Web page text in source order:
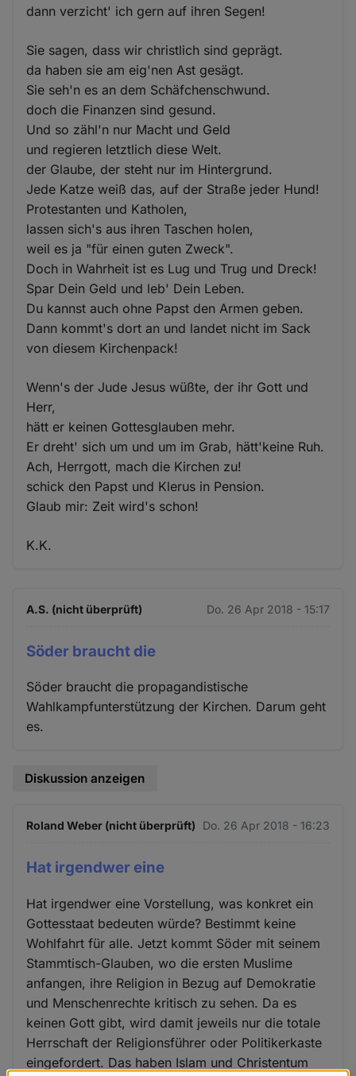
dann verzicht' ich gern auf ihren Segen!
Sie sagen, dass wir christlich sind geprägt.
da haben sie am eig'nen Ast gesägt.
Sie seh'n es an dem Schäfchenschwund.
doch die Finanzen sind gesund.
Und so zähl'n nur Macht und Geld
und regieren letztlich diese Welt.
der Glaube, der steht nur im Hintergrund.
Jede Katze weiß das, auf der Straße jeder Hund!
Protestanten und Katholen,
lassen sich's aus ihren Taschen holen,
weil es ja "für einen guten Zweck".
Doch in Wahrheit ist es Lug und Trug und Dreck!
Spar Dein Geld und leb' Dein Leben.
Du kannst auch ohne Papst den Armen geben.
Dann kommt's dort an und landet nicht im Sack
von diesem Kirchenpack!
Wenn's der Jude Jesus wüßte, der ihr Gott und
Herr,
hätt er keinen Gottesglauben mehr.
Er dreht' sich um und um im Grab, hätt'keine Ruh.
Ach, Herrgott, mach die Kirchen zu!
schick den Papst und Klerus in Pension.
Glaub mir: Zeit wird's schon!
K.K.
A.S. (nicht überprüft) Do. 26 Apr 2018 - 15:17
Söder braucht die
Söder braucht die propagandistische
Wahlkampfunterstützung der Kirchen. Darum geht
es.
Diskussion anzeigen
Roland Weber (nicht überprüft) Do. 26 Apr 2018 - 16:23
Hat irgendwer eine
Hat irgendwer eine Vorstellung, was konkret ein
Gottesstaat bedeuten würde? Bestimmt keine
Wohlfahrt für alle. Jetzt kommt Söder mit seinem
Stammtisch-Glauben, wo die ersten Muslime
anfangen, ihre Religion in Bezug auf Demokratie
und Menschenrechte kritisch zu sehen. Da es
keinen Gott gibt, wird damit jeweils nur die totale
Herrschaft der Religionsführer oder Politikerkaste
eingefordert. Das haben Islam und Christentum